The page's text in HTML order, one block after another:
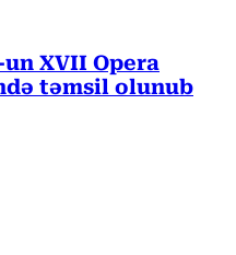
un XVII Opera
təmsil olunub